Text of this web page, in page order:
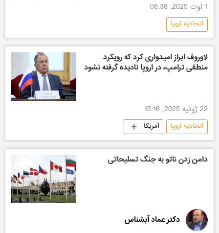
1 اوت 2025, 08:38
اتحادیه اروپا
لاوروف ابراز امیدواری کرد که رویکرد
منطقی ترامپ، در اروپا نادیده گرفته نشود
22 ژوئیه 2025, 15:16
اتحادیه اروپا آمریکا
دامن زدن ناتو به جنگ تسلیحاتی
دکتر عماد آبشناس